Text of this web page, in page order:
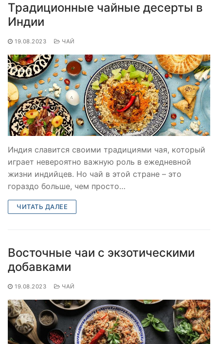
Традиционные чайные десерты в
Индии
19.08.2023 ЧАЙ
Индия славится своими традициями чая, который
играет невероятно важную роль в ежедневной
жизни индийцев. Но чай в этой стране – это
гораздо больше, чем просто…
ЧИТАТЬ ДАЛЕЕ
Восточные чаи с экзотическими
добавками
19.08.2023 ЧАЙ